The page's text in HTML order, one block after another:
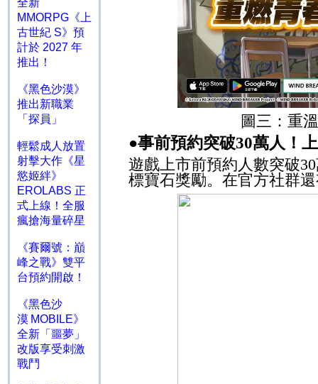
全新
MMORPG《上
古世紀 S》預
計於 2027 年
推出！
《黑色沙漠》
推出新職業
「探員」
輕鬆成人放置
射擊大作《星
慾姬絆》
EROLABS 正
式上線！全服
瘋搶海量碎星
《賽爾號：巔
峰之戰》雙平
台預約開啟！
《黑色沙
漠 MOBILE》
全新「噩夢」
改版享受刺激
戰鬥
圖三： 重溫
●事前預約突破30萬人！
遊戲上市前預約人數突破30
標寶石獎勵。 在官方社群